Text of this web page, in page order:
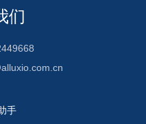
们
手